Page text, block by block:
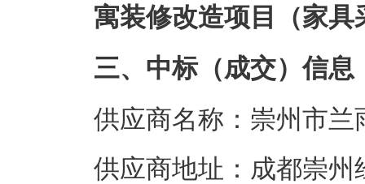
寓装修改造项目（家具
三、中标（成交）信息
供应商名称：崇州市
供应商地址：成都崇州